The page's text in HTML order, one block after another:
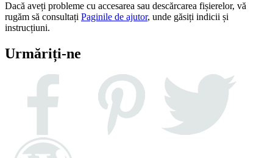
Dacă aveți probleme cu accesarea sau descărcarea fișierelor, vă
rugăm să consultați Paginile de ajutor, unde găsiți indicii și
instrucțiuni.
Urmăriți-ne